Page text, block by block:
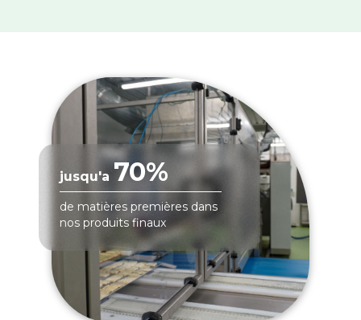
jusqu'a 70%
de matières premières dans
nos produits finaux